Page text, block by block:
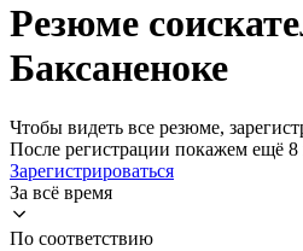
Резюме
Баксаненоке
Чтобы видеть все резюме,
После регистрации покажем ещё
Зарегистрироваться
За всё время
По соответствию